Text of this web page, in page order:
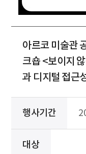
아르코 미술관
크숍 <보이지
과 디지털 접근
행사기간
대상